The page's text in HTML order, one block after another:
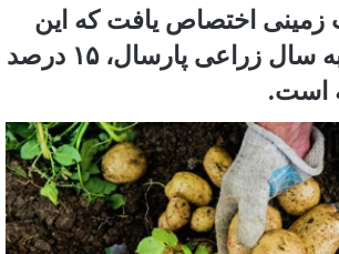
اختصاص یافت که این
میزان نسبت به سال زراعی پارسال، ۱۵ درصد
است.